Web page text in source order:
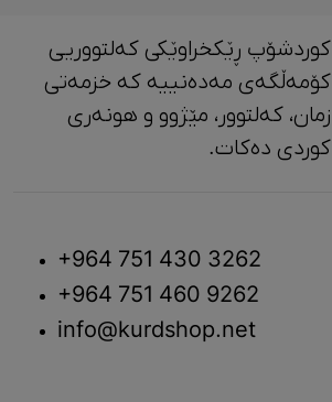
کوردشۆپ ڕێکخراوێکی کەلتووریی
کۆمەڵگەی مەدەنییە کە خزمەتی
زمان، کەلتوور، مێژوو و ‎هونەری
کوردی دەکات.
+964 751 430 3262
+964 751 460 9262
info@kurdshop.net